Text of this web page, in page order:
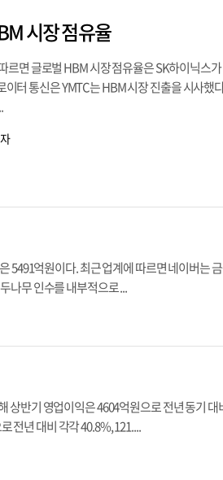
시장 점유율
르면 글로벌 HBM 시장 점유율은 SK하이닉스
터 통신은 YMTC는 HBM 시장 진출을 시사했
5491억원이다. 최근 업계에 따르면 네이버는
나무 인수를 내부적으로 ...
반기 영업이익은 4604억원으로 전년 동기 대
전년 대비 각각 40.8%, 121....